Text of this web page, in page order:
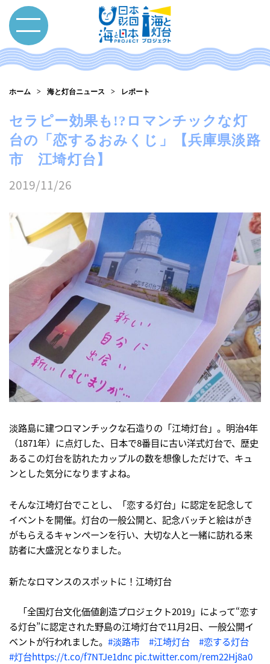
ホーム 海と灯台ニュース レポート
セラピー効果も!?ロマンチックな灯
台の「恋するおみくじ」【兵庫県淡路
市 江埼灯台】
2019/11/26
淡路島に建つロマンチックな石造りの「江埼灯台」。明治4年
（1871年）に点灯した、日本で8番目に古い洋式灯台で、歴史
あるこの灯台を訪れたカップルの数を想像しただけで、キュ
ンとした気分になりますよね。
そんな江埼灯台でことし、「恋する灯台」に認定を記念して
イベントを開催。灯台の一般公開と、記念バッチと絵はがき
がもらえるキャンペーンを行い、大切な人と一緒に訪れる来
訪者に大盛況となりました。
新たなロマンスのスポットに！江埼灯台
「全国灯台文化価値創造プロジェクト2019」によって“恋す
る灯台”に認定された野島の江埼灯台で11月2日、一般公開イ
ベントが行われました。 #淡路市 #江埼灯台
#恋する灯台
#灯台https://t.co/f7NTJe1dnc pic.twitter.com/rem22Hj8a0